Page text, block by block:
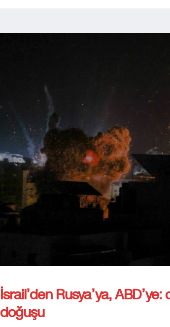
İsrail’den Rusya’ya, ABD’ye:
doğuşu